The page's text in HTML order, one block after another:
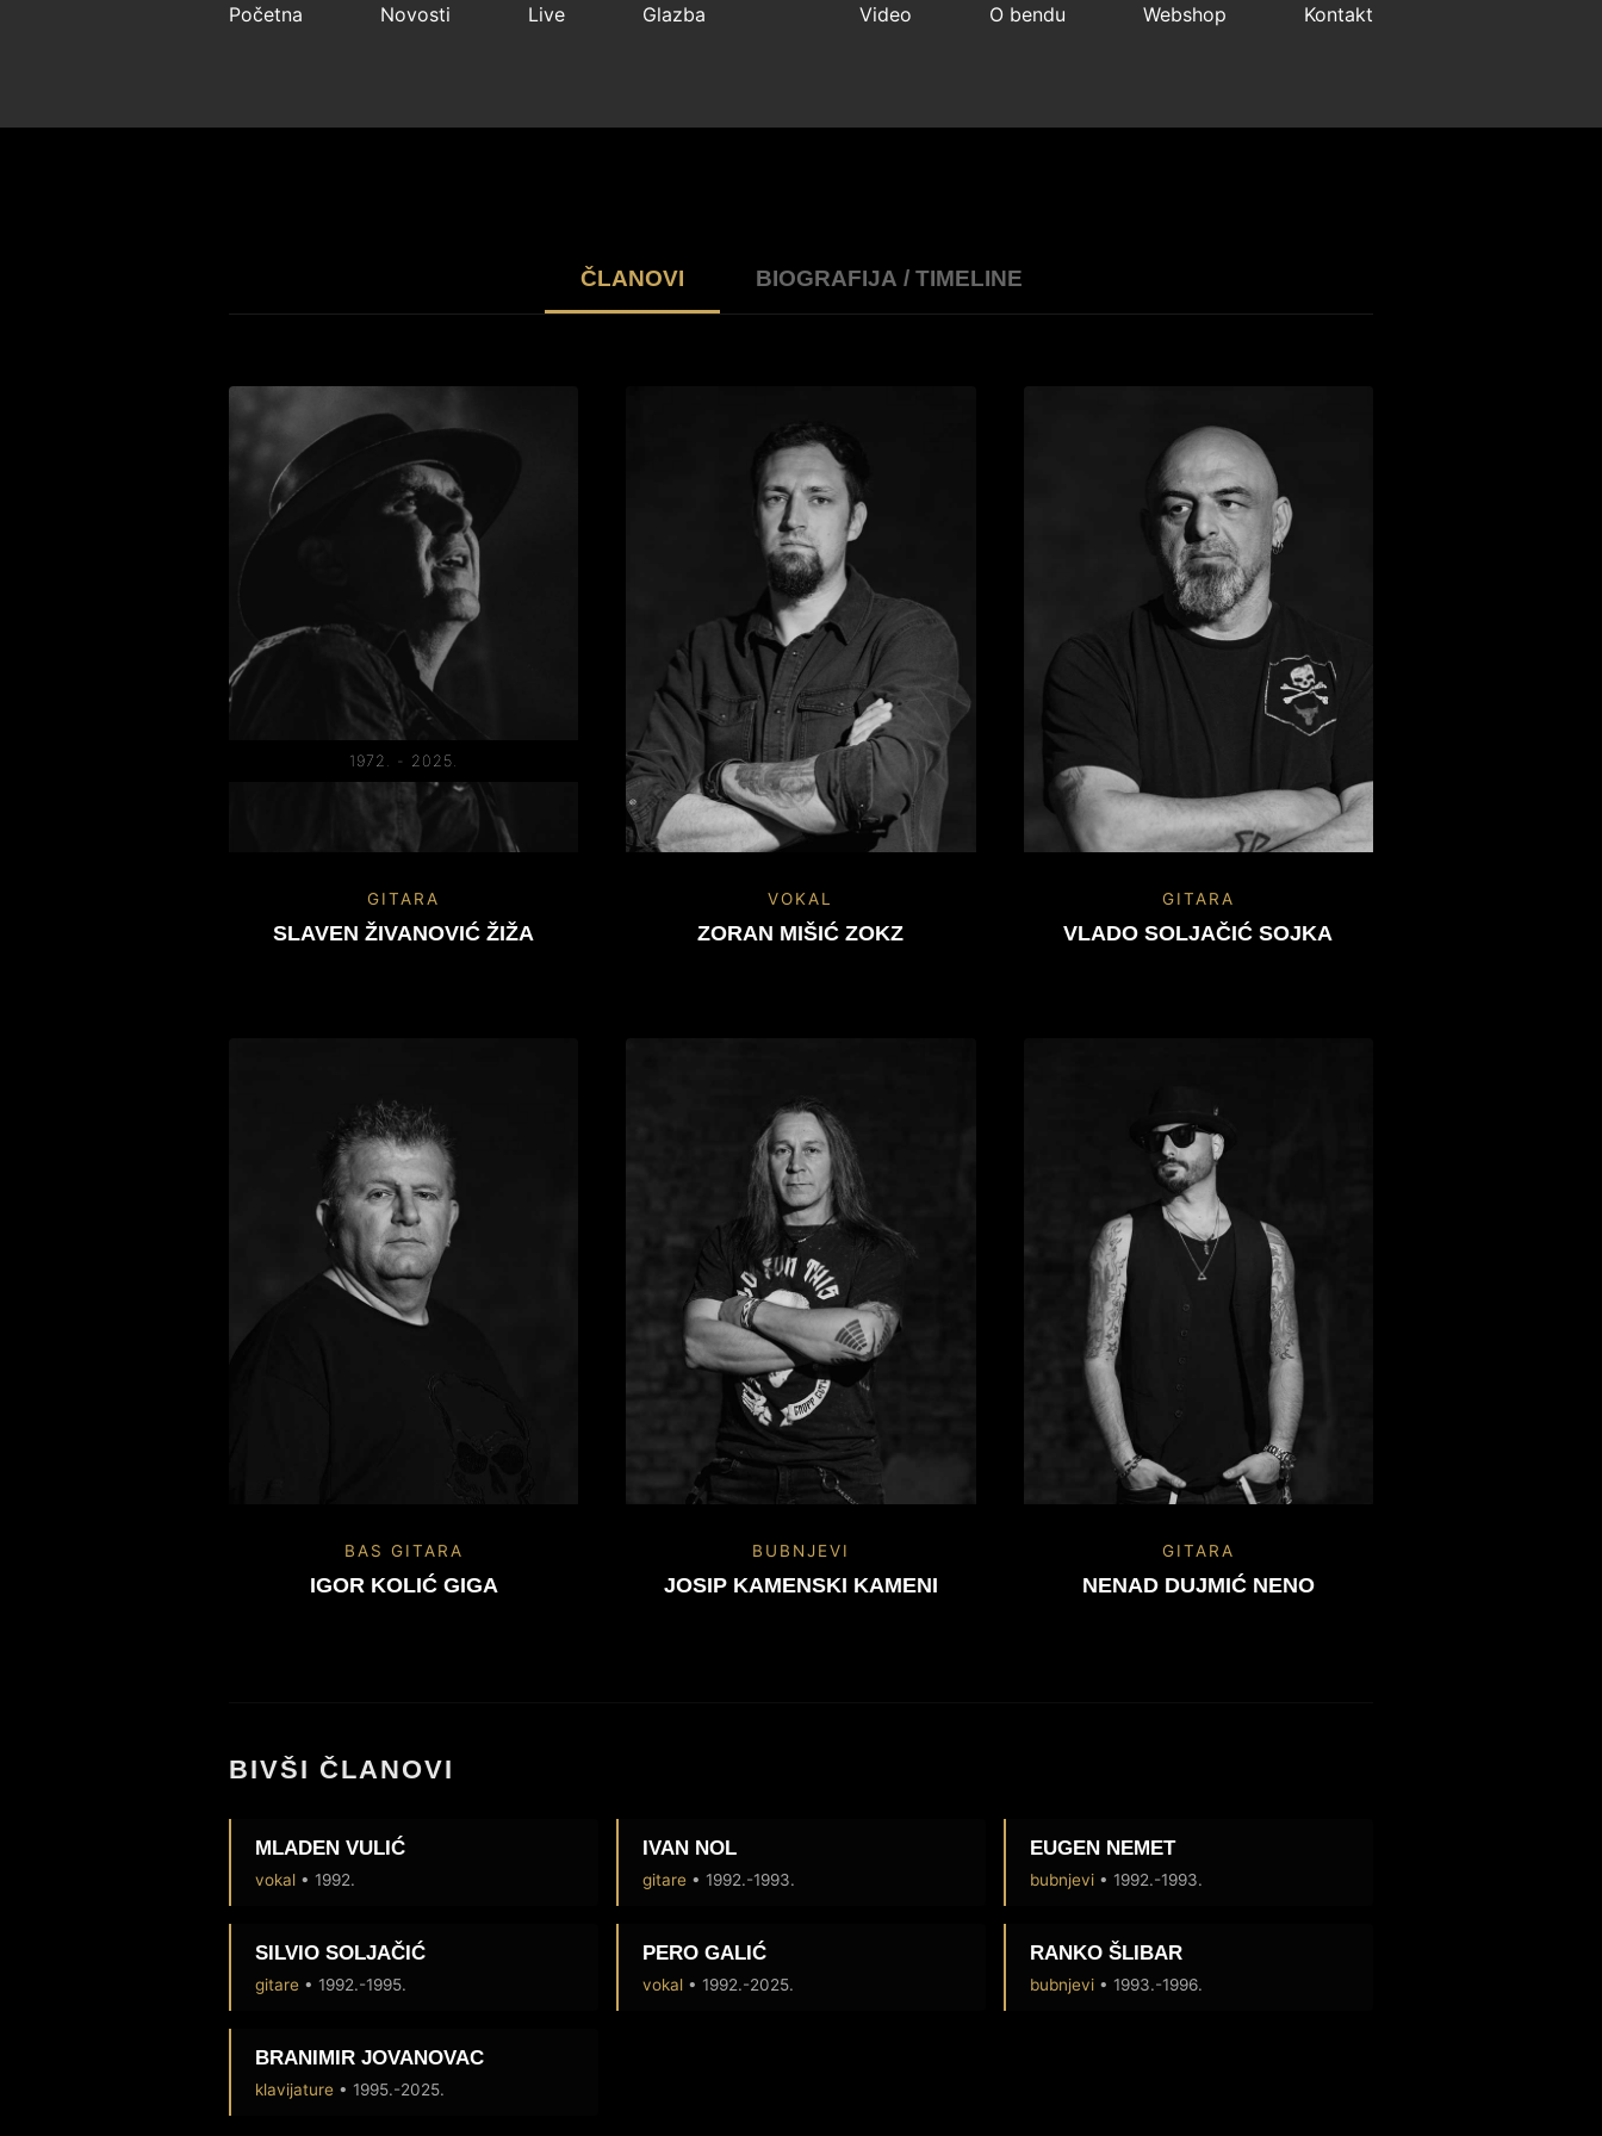
Početna Novosti Live Glazba Video O bendu Webshop Kontakt
ČLANOVI BIOGRAFIJA / TIMELINE
1972. - 2025.
GITARA
SLAVEN ŽIVANOVIĆ ŽIŽA
VOKAL
ZORAN MIŠIĆ ZOKZ
GITARA
VLADO SOLJAČIĆ SOJKA
BAS GITARA
IGOR KOLIĆ GIGA
BUBNJEVI
JOSIP KAMENSKI KAMENI
GITARA
NENAD DUJMIĆ NENO
BIVŠI ČLANOVI
MLADEN VULIĆ
vokal • 1992.
IVAN NOL
gitare • 1992.-1993.
EUGEN NEMET
bubnjevi • 1992.-1993.
SILVIO SOLJAČIĆ
gitare • 1992.-1995.
PERO GALIĆ
vokal • 1992.-2025.
RANKO ŠLIBAR
bubnjevi • 1993.-1996.
BRANIMIR JOVANOVAC
klavijature • 1995.-2025.